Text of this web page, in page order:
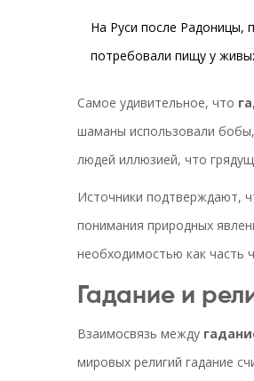
На Руси после Радоницы,
потребовали пищу у
Самое удивительное, что
шаманы использовали
людей иллюзией, что
Источники подтверждают,
понимания природных
необходимостью как часть
Гадание и
Взаимосвязь между
мировых религий гадание